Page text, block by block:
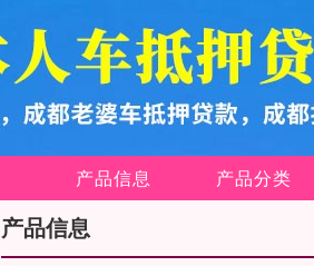
产品信息 产品分类
产品信息